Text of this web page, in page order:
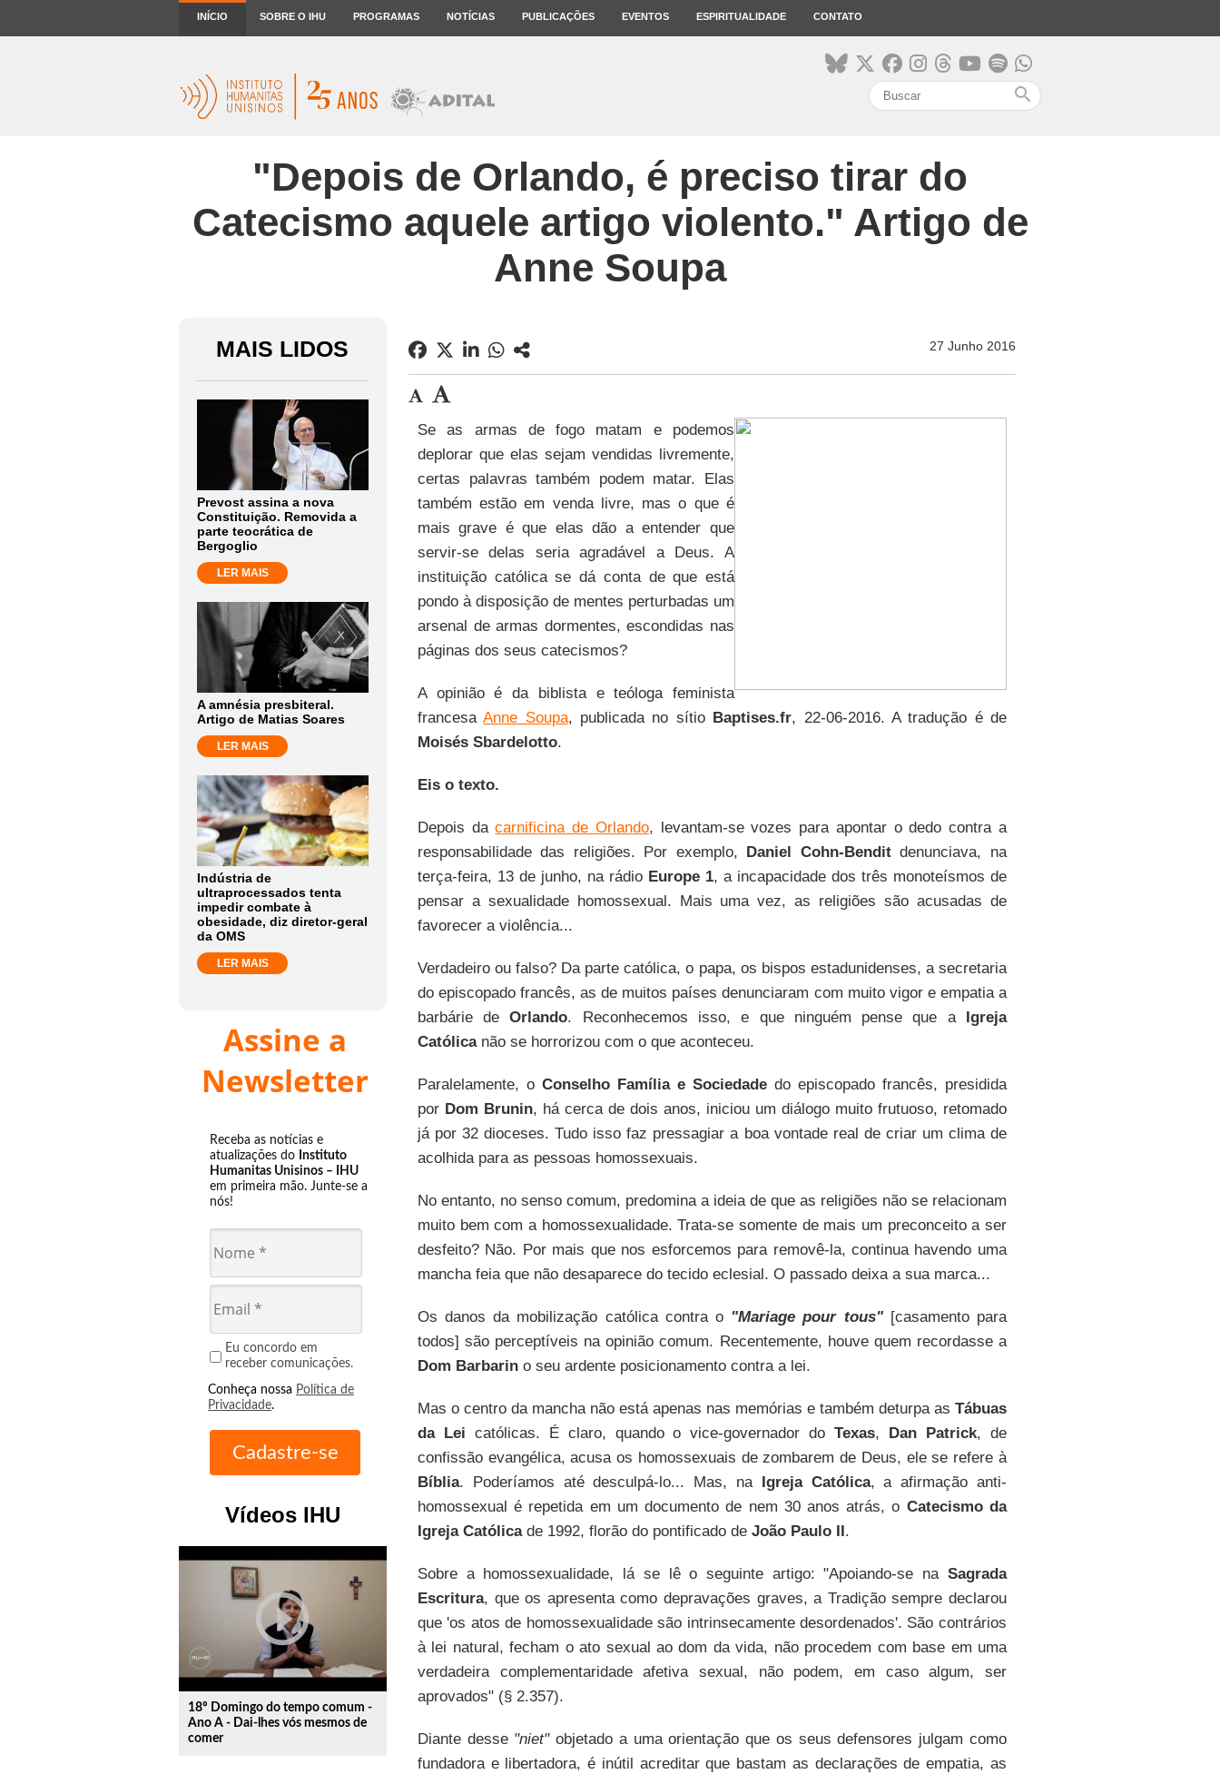
INÍCIO SOBRE O IHU PROGRAMAS NOTÍCIAS PUBLICAÇÕES EVENTOS ESPIRITUALIDADE CONTATO
search
"Depois de Orlando, é preciso tirar do
Catecismo aquele artigo violento." Artigo de
Anne Soupa
MAIS LIDOS
Prevost assina a nova
Constituição. Removida a
parte teocrática de
Bergoglio
LER MAIS
A amnésia presbiteral.
Artigo de Matias Soares
LER MAIS
Indústria de
ultraprocessados tenta
impedir combate à
obesidade, diz diretor-geral
da OMS
LER MAIS
Assine a
Newsletter
Receba as notícias e
atualizações do Instituto
Humanitas Unisinos – IHU
em primeira mão. Junte-se a
nós!
Eu concordo em
receber comunicações.
Conheça nossa Política de
Privacidade.
Vídeos IHU
play_circle_outline
18º Domingo do tempo comum -
Ano A - Dai-lhes vós mesmos de
comer
27 Junho 2016
Se as armas de fogo matam e podemos
deplorar que elas sejam vendidas livremente,
certas palavras também podem matar. Elas
também estão em venda livre, mas o que é
mais grave é que elas dão a entender que
servir-se delas seria agradável a Deus. A
instituição católica se dá conta de que está
pondo à disposição de mentes perturbadas um
arsenal de armas dormentes, escondidas nas
páginas dos seus catecismos?
A opinião é da biblista e teóloga feminista
francesaAnne Soupa, publicada no sítio Baptises.fr, 22-06-2016. A tradução é de
Moisés Sbardelotto.
Eis o texto.
Depois dacarnificina de Orlando, levantam-se vozes para apontar o dedo contra a
responsabilidade das religiões. Por exemplo, Daniel Cohn-Benditdenunciava, na
terça-feira, 13 de junho, na rádio Europe 1, a incapacidade dos três monoteísmos de
pensar a sexualidade homossexual. Mais uma vez, as religiões são acusadas de
favorecer a violência...
Verdadeiro ou falso? Da parte católica, o papa, os bispos estadunidenses, a secretaria
do episcopado francês, as de muitos países denunciaram com muito vigor e empatia a
barbárie deOrlando. Reconhecemos isso, e que ninguém pense que a Igreja
Católicanão se horrorizou com o que aconteceu.
Paralelamente, o Conselho Família e Sociedadedo episcopado francês, presidida
por Dom Brunin, há cerca de dois anos, iniciou um diálogo muito frutuoso, retomado
já por 32 dioceses. Tudo isso faz pressagiar a boa vontade real de criar um clima de
acolhida para as pessoas homossexuais.
No entanto, no senso comum, predomina a ideia de que as religiões não se relacionam
muito bem com a homossexualidade. Trata-se somente de mais um preconceito a ser
desfeito? Não. Por mais que nos esforcemos para removê-la, continua havendo uma
mancha feia que não desaparece do tecido eclesial. O passado deixa a sua marca...
Os danos da mobilização católica contra o "Mariage pour tous" [casamento para
todos] são perceptíveis na opinião comum. Recentemente, houve quem recordasse a
Dom Barbarino seu ardente posicionamento contra a lei.
Mas o centro da mancha não está apenas nas memórias e também deturpa as Tábuas
da Lei católicas. É claro, quando o vice-governador doTexas, Dan Patrick, de
confissão evangélica, acusa os homossexuais de zombarem de Deus, ele se refere à
Bíblia. Poderíamos até desculpá-lo... Mas, na Igreja Católica, a afirmação anti-
homossexual é repetida em um documento de nem 30 anos atrás, o Catecismo da
Igreja Católicade 1992, florão do pontificado de João Paulo II.
Sobre a homossexualidade, lá se lê o seguinte artigo: "Apoiando-se na Sagrada
Escritura, que os apresenta como depravações graves, a Tradição sempre declarou
que 'os atos de homossexualidade são intrinsecamente desordenados'. São contrários
à lei natural, fecham o ato sexual ao dom da vida, não procedem com base em uma
verdadeira complementaridade afetiva sexual, não podem, em caso algum, ser
aprovados" (§ 2.357).
Diante desse "niet"objetado a uma orientação que os seus defensores julgam como
fundadora e libertadora, é inútil acreditar que bastam as declarações de empatia, as